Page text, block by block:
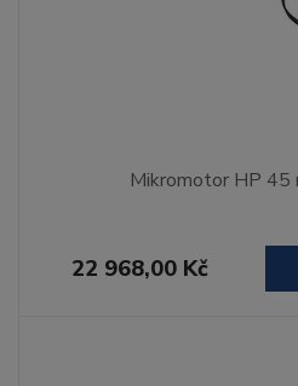
Mikromotor HP 45
22 968,00 Kč